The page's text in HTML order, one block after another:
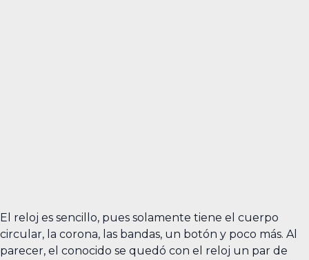
El reloj es sencillo, pues solamente tiene el cuerpo
circular, la corona, las bandas, un botón y poco más. Al
parecer, el conocido se quedó con el reloj un par de